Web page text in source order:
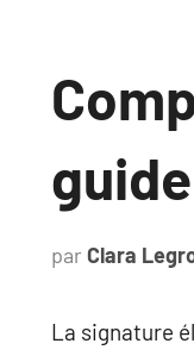
par Clara
La signature